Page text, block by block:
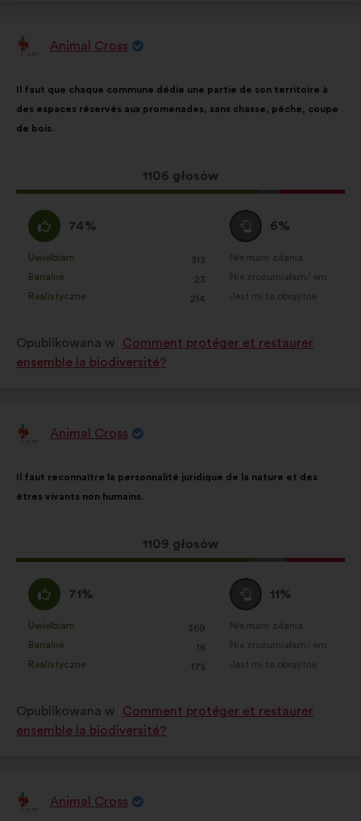
Propozycja:Animal Cross
propozycji:
Il faut que chaque commune dédie une partie de son territoire à
des espaces réservés aux promenades, sans chasse, pêche, coupe
de bois.
Ta
propozycja
1106 głosów
czym
głosy
rozłożyły
Zgadzam
się
:
74%
w
kategorii:
Uwielbiam
: 313
razy
Banalne
: 23
razy
Realistyczne
: 214
razy
Wstrzymuję
się
:
6%
w
Nie mam zdania
:razy
Nie zrozumiałam/-em
:razy
Jest mi to obojętne
:razy
Opublikowana w
Comment protéger et restaurer
ensemble la biodiversité?
Propozycja:Animal Cross
propozycji:
Il faut reconnaître la personnalité juridique de la nature et des
êtres vivants non humains.
Ta
propozycja
1109 głosów
czym
głosy
następująco:
Zgadzam
się
:
71%
w
kategorii:
Uwielbiam
: 369
razy
Banalne
: 16
razy
Realistyczne
: 175
razy
Wstrzymuję
się
:
11%
w
Nie mam zdania
:razy
Nie zrozumiałam/-em
:razy
Jest mi to obojętne
:razy
Opublikowana w
Comment protéger et restaurer
ensemble la biodiversité?
Propozycja:Animal Cross